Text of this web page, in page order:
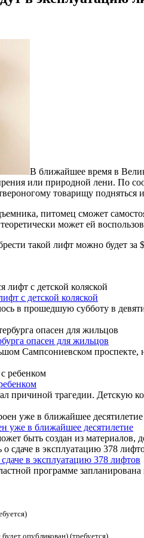
В ближайшее время в
или природной лени. По
товарищу подняться
питомец сможет
может ей
такой лифт можно будет за
с детской коляской
в прошедшую субботу в
опасен для жильцов
Сампсониевском
причиной трагедии. Детскую
уже в ближайшее десятилетие
быть создан из материалов,
в эксплуатацию 378 лифтов
программе
опубликован) (требуется)